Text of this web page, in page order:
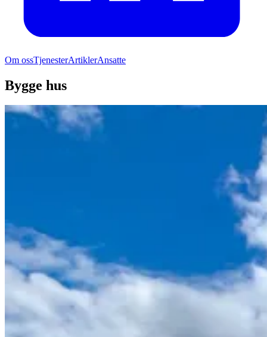
Om ossTjenesterArtiklerAnsatte
Bygge hus